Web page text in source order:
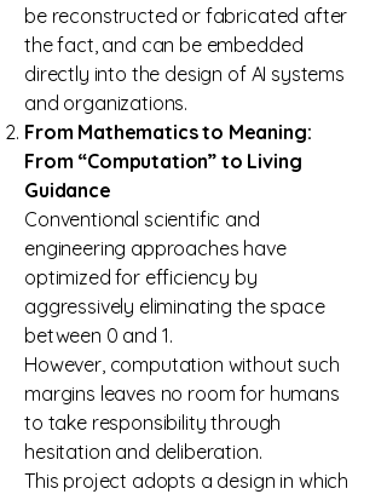
be reconstructed or fabricated after
the fact, and can be embedded
directly into the design of AI systems
and organizations.
From Mathematics to Meaning:
From “Computation” to Living
Guidance
Conventional scientific and
engineering approaches have
optimized for efficiency by
aggressively eliminating the space
between 0 and 1.
However, computation without such
margins leaves no room for humans
to take responsibility through
hesitation and deliberation.
This project adopts a design in which